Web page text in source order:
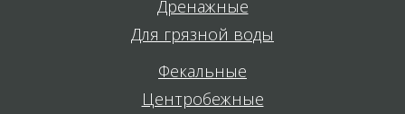
Дренажные
Для грязной воды
Фекальные
Центробежные